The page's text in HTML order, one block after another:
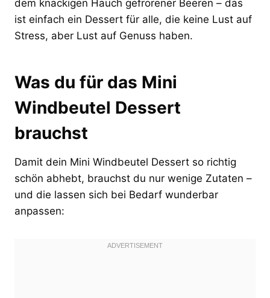
dem knackigen Hauch gefrorener Beeren – das
ist einfach ein Dessert für alle, die keine Lust auf
Stress, aber Lust auf Genuss haben.
Was du für das Mini
Windbeutel Dessert
brauchst
Damit dein Mini Windbeutel Dessert so richtig
schön abhebt, brauchst du nur wenige Zutaten –
und die lassen sich bei Bedarf wunderbar
anpassen: